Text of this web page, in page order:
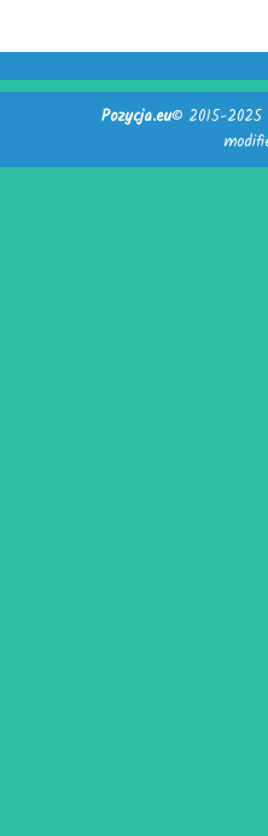
Pozycja.eu© 2015-